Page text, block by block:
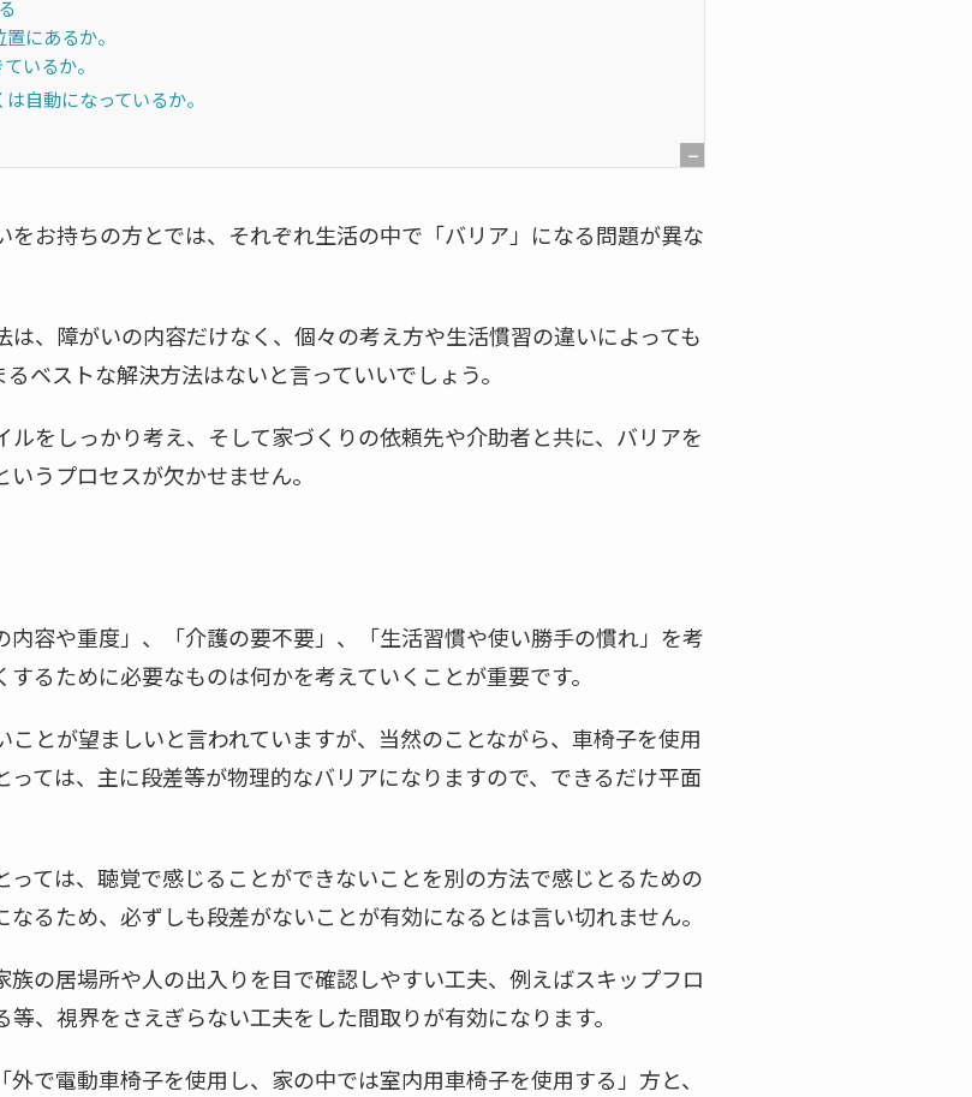
[
表
にあるか。
いるか。
自動になっているか。
お持ちの方とでは、それぞれ生活の中で「バリア」になる問題が異な
、障がいの内容だけなく、個々の考え方や生活慣習の違いによっても
ベストな解決方法はないと言っていいでしょう。
をしっかり考え、そして家づくりの依頼先や介助者と共に、バリアを
うプロセスが欠かせません。
容や重度」、「介護の要不要」、「生活習慣や使い勝手の慣れ」を考
るために必要なものは何かを考えていくことが重要です。
とが望ましいと言われていますが、当然のことながら、車椅子を使用
ては、主に段差等が物理的なバリアになりますので、できるだけ平面
っては、聴覚で感じることができないことを別の方法で感じとるための
るため、必ずしも段差がないことが有効になるとは言い切れません。
の居場所や人の出入りを目で確認しやすい工夫、例えばスキップフロ
、視界をさえぎらない工夫をした間取りが有効になります。
で電動車椅子を使用し、家の中では室内用車椅子を使用する」方と、